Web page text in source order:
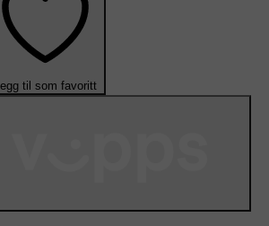
til som favoritt